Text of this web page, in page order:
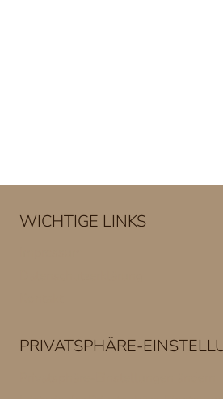
WICHTIGE LINKS
PRIVATSPHÄRE-